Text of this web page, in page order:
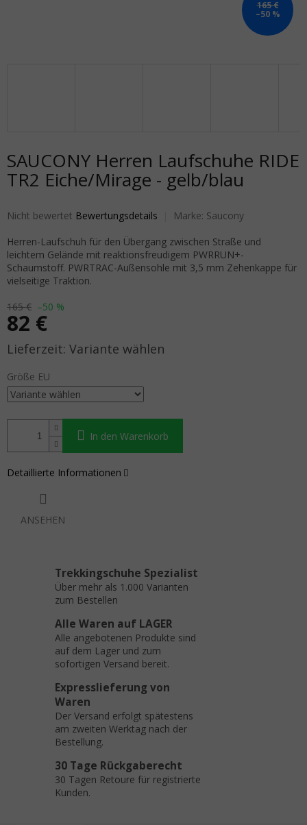
165 €
–50 %
SAUCONY Herren Laufschuhe RIDE
TR2 Eiche/Mirage - gelb/blau
Die durchschnittliche Produktbewertung ist 0,0 von 5 Sternen.
Nicht bewertet Bewertungsdetails Marke: Saucony
165 € –50 %
82 €
Verkaufspreis: Variante wählen
Größe EU
In den Warenkorb
Herren-Laufschuh für den Übergang zwischen Straße und
leichtem Gelände mit reaktionsfreudigem PWRRUN+-
Schaumstoff. PWRTRAC-Außensohle mit 3,5 mm Zehenkappe für
vielseitige Traktion.
Detaillierte Informationen
ANSEHEN
Trekkingschuhe Spezialist
Über mehr als 1.000 Varianten
zum Bestellen
Alle Waren auf LAGER
Alle angebotenen Produkte sind
auf dem Lager und zum
sofortigen Versand bereit.
Expresslieferung von
Waren
Der Versand erfolgt spätestens
am zweiten Werktag nach der
Bestellung.
30 Tage Rückgaberecht
30 Tagen Retoure für registrierte
Kunden.